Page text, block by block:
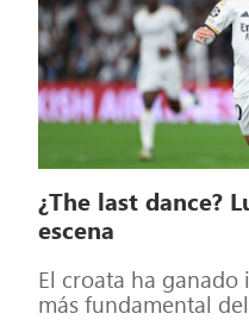
¿The last dance?
escena
El croata ha
más fundamental